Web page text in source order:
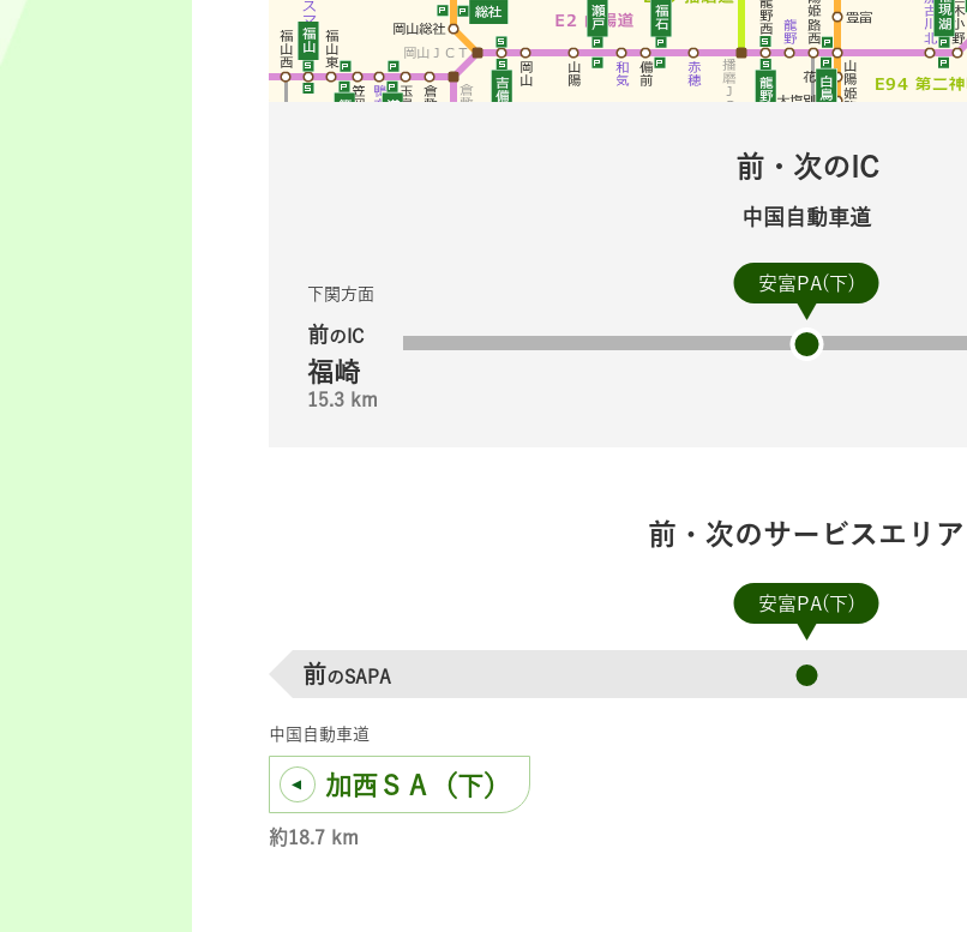
前・次のIC
中国自動車道
安富PA(下)
下関方面
前のIC
福崎
15.3 km
前・次のサービスエリア
安富PA(下)
前のSAPA
中国自動車道
加西ＳＡ（下）
約18.7 km